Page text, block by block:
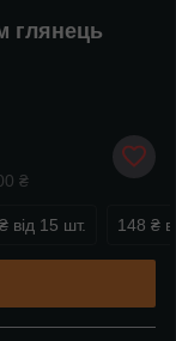
глянець
₴
від 15 шт. 148 ₴